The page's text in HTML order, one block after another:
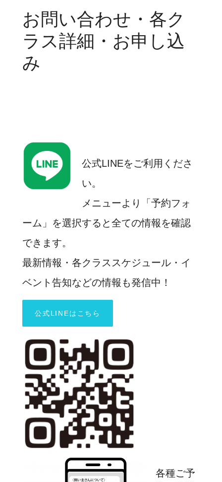
お問い合わせ・各ク
ラス詳細・お申し込
み
公式LINEをご利用くださ
い。
メニューより「予約フォ
ーム」を選択すると全ての情報を確認
できます。
最新情報・各クラススケジュール・イ
ベント告知などの情報も発信中！
公式LINEはこちら
各種ご予